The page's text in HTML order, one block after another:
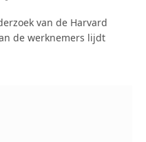
van de Harvard
de werknemers lijdt